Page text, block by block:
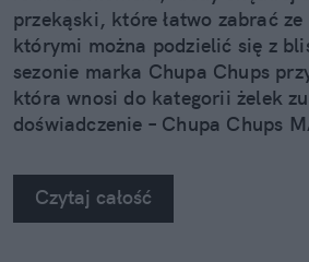
przekąski, które łatwo zabrać ze
którymi można podzielić się z
sezonie marka Chupa Chups
która wnosi do kategorii żelek
doświadczenie – Chupa Chups
Czytaj całość